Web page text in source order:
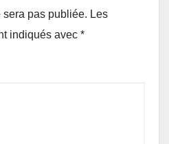
sera pas publiée. Les
indiqués avec *